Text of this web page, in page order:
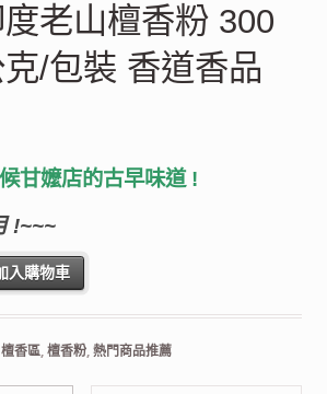
老山檀香粉 300
/包裝 香道香品
甘嬤店的古早味道 !
!~~~
克/包裝 香道香品 數量
入購物車
檀香區,檀香粉,熱門商品推薦